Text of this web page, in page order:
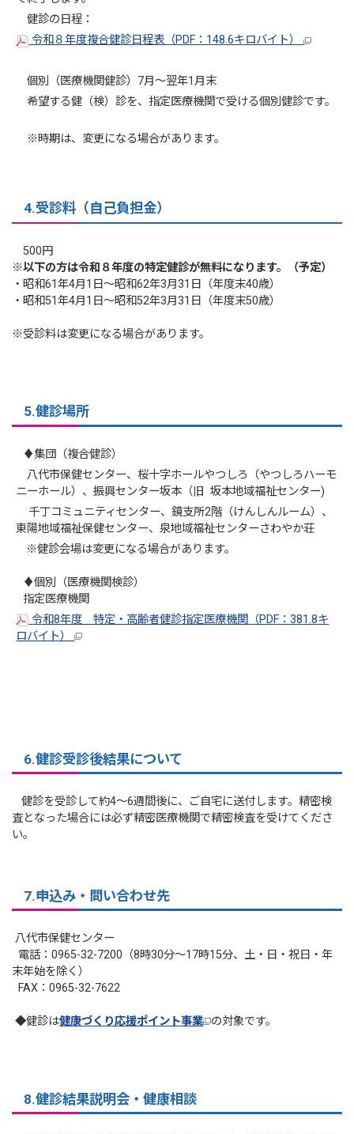
健診の日程：
令和８年度複合健診日程表（PDF：148.6キロバイト）
個別（医療機関健診）7月～翌年1月末
希望する健（検）診を、指定医療機関で受ける個別健診です。
※時期は、変更になる場合があります。
4.受診料（自己負担金）
500円
※以下の方は令和８年度の特定健診が無料になります。（予定）
・昭和61年4月1日～昭和62年3月31日（年度末40歳）
・昭和51年4月1日～昭和52年3月31日（年度末50歳）
※受診料は変更になる場合があります。
5.健診場所
♦集団（複合健診）
八代市保健センター、桜十字ホールやつしろ（やつしろハーモ
ニーホール）、振興センター坂本（旧 坂本地域福祉センター)
千丁コミュニティセンター、鏡支所2階（けんしんルーム）、
東陽地域福祉保健センター、泉地域福祉センターさわやか荘
※健診会場は変更になる場合があります。
♦個別（医療機関検診）
指定医療機関
令和8年度 特定・高齢者健診指定医療機関（PDF：381.8キ
ロバイト）
6.健診受診後結果について
健診を受診して約4～6週間後に、ご自宅に送付します。精密検
査となった場合には必ず精密医療機関で精密検査を受けてくださ
い。
7.申込み・問い合わせ先
八代市保健センター
電話：0965-32-7200（8時30分～17時15分、土・日・祝日・年
末年始を除く）
FAX：0965-32-7622
◆健診は健康づくり応援ポイント事業 の対象です。
8.健診結果説明会・健康相談